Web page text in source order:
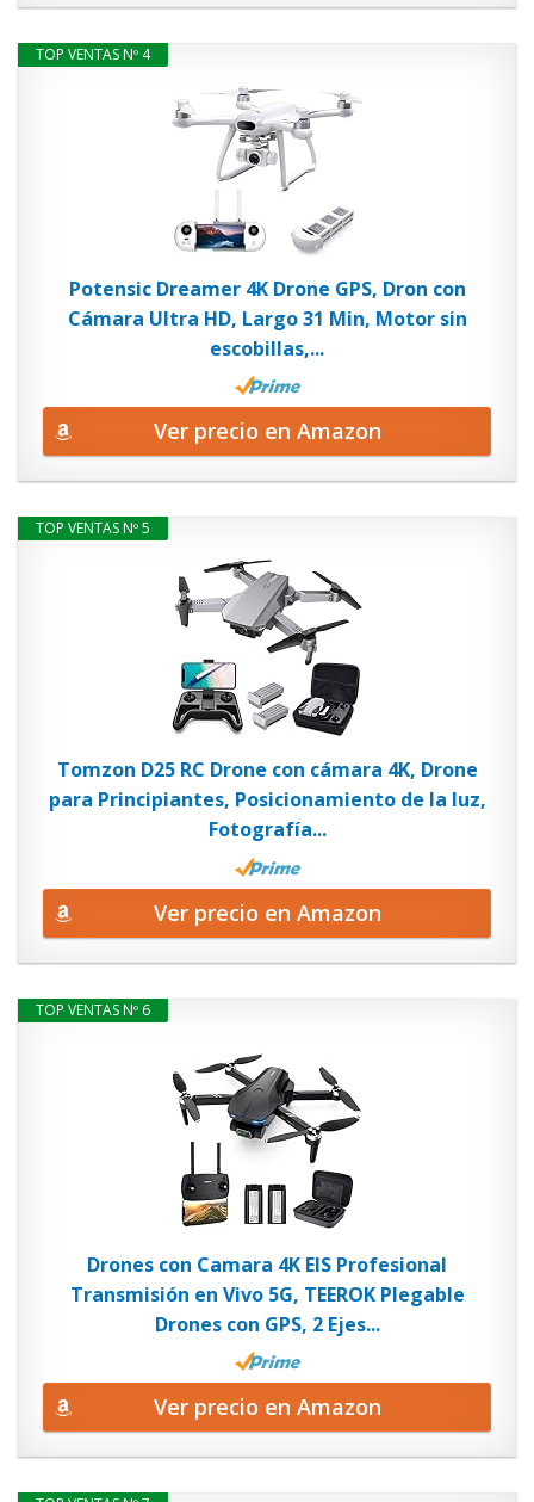
TOP VENTAS Nº 4
Potensic Dreamer 4K Drone GPS, Dron con
Cámara Ultra HD, Largo 31 Min, Motor sin
escobillas,...
Ver precio en Amazon
TOP VENTAS Nº 5
Tomzon D25 RC Drone con cámara 4K, Drone
para Principiantes, Posicionamiento de la luz,
Fotografía...
Ver precio en Amazon
TOP VENTAS Nº 6
Drones con Camara 4K EIS Profesional
Transmisión en Vivo 5G, TEEROK Plegable
Drones con GPS, 2 Ejes...
Ver precio en Amazon